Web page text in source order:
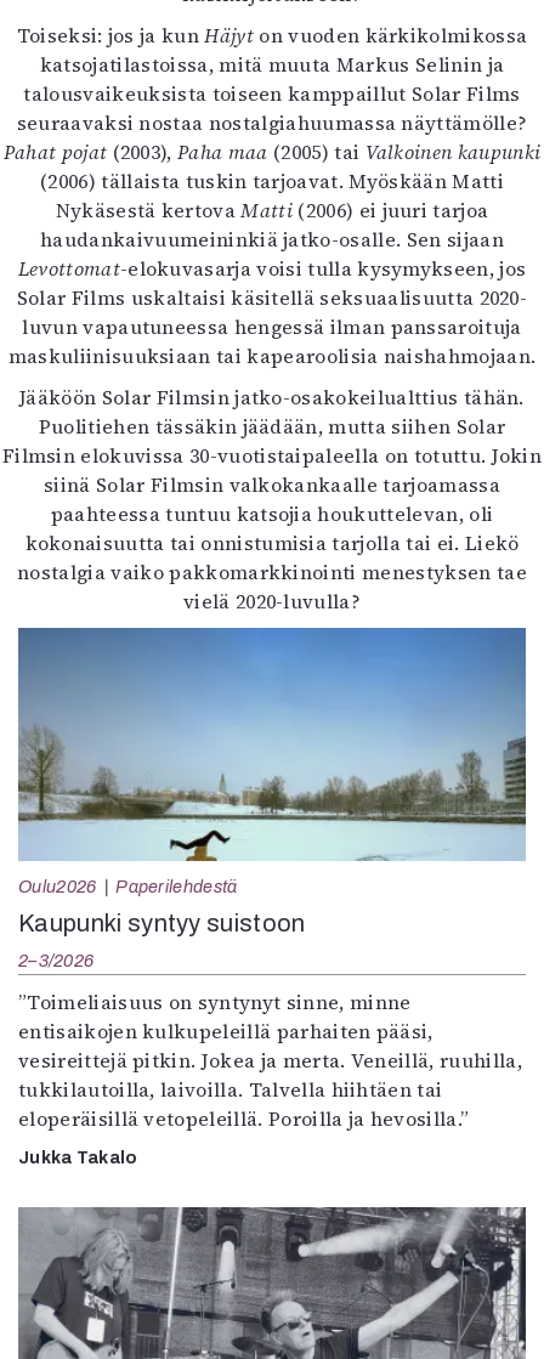
Toiseksi: jos ja kunHäjyt on vuoden kärkikolmikossa
katsojatilastoissa, mitä muuta Markus Selinin ja
talousvaikeuksista toiseen kamppaillut Solar Films
seuraavaksi nostaa nostalgiahuumassa näyttämölle?
Pahat pojat (2003),Paha maa (2005) tai Valkoinen kaupunki
(2006) tällaista tuskin tarjoavat. Myöskään Matti
Nykäsestä kertovaMatti (2006) ei juuri tarjoa
haudankaivuumeininkiä jatko-osalle. Sen sijaan
Levottomat-elokuvasarja voisi tulla kysymykseen, jos
Solar Films uskaltaisi käsitellä seksuaalisuutta 2020-
luvun vapautuneessa hengessä ilman panssaroituja
maskuliinisuuksiaan tai kapearoolisia naishahmojaan.
Jääköön Solar Filmsin jatko-osakokeilualttius tähän.
Puolitiehen tässäkin jäädään, mutta siihen Solar
Filmsin elokuvissa 30-vuotistaipaleella on totuttu. Jokin
siinä Solar Filmsin valkokankaalle tarjoamassa
paahteessa tuntuu katsojia houkuttelevan, oli
kokonaisuutta tai onnistumisia tarjolla tai ei. Liekö
nostalgia vaiko pakkomarkkinointi menestyksen tae
vielä 2020-luvulla?
Oulu2026 Paperilehdestä
Kaupunki syntyy suistoon
2–3/2026
”Toimeliaisuus on syntynyt sinne, minne
entisaikojen kulkupeleillä parhaiten pääsi,
vesireittejä pitkin. Jokea ja merta. Veneillä, ruuhilla,
tukkilautoilla, laivoilla. Talvella hiihtäen tai
eloperäisillä vetopeleillä. Poroilla ja hevosilla.”
Jukka Takalo